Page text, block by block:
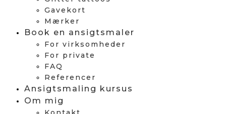
Gavekort
Mærker
Book en ansigtsmaler
For virksomheder
For private
FAQ
Referencer
Ansigtsmaling kursus
Om mig